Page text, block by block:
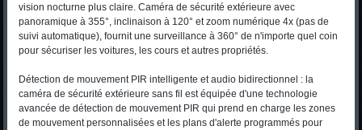
vision nocturne plus claire. Caméra de sécurité extérieure avec
panoramique à 355°, inclinaison à 120° et zoom numérique 4x (pas de
suivi automatique), fournit une surveillance à 360° de n'importe quel coin
pour sécuriser les voitures, les cours et autres propriétés.
Détection de mouvement PIR intelligente et audio bidirectionnel : la
caméra de sécurité extérieure sans fil est équipée d'une technologie
avancée de détection de mouvement PIR qui prend en charge les zones
de mouvement personnalisées et les plans d'alerte programmés pour